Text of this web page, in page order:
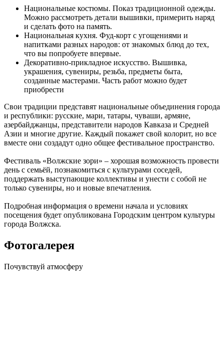
Национальные костюмы. Показ традиционной одежды.
Можно рассмотреть детали вышивки, примерить наряд
и сделать фото на память.
Национальная кухня. Фуд-корт с угощениями и
напитками разных народов: от знакомых блюд до тех,
что вы попробуете впервые.
Декоративно-прикладное искусство. Вышивка,
украшения, сувениры, резьба, предметы быта,
созданные мастерами. Часть работ можно будет
приобрести
Свои традиции представят национальные объединения города
и республики: русские, мари, татары, чуваши, армяне,
азербайджанцы, представители народов Кавказа и Средней
Азии и многие другие. Каждый покажет свой колорит, но все
вместе они создадут одно общее фестивальное пространство.
Фестиваль «Волжские зори» – хорошая возможность провести
день с семьёй, познакомиться с культурами соседей,
поддержать выступающие коллективы и унести с собой не
только сувениры, но и новые впечатления.
Подробная информация о времени начала и условиях
посещения будет опубликована Городским центром культуры
города Волжска.
Фотогалерея
Почувствуй атмосферу